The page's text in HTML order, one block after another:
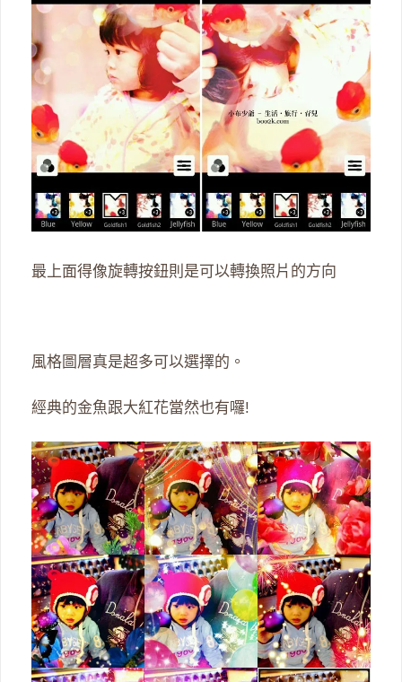
最上面得像旋轉按鈕則是可以轉換照片的方向
風格圖層真是超多可以選擇的。
經典的金魚跟大紅花當然也有囉!